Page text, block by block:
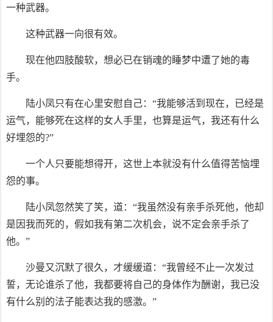
一种武器。
这种武器一向很有效。
现在他四肢酸软，想必已在销魂的睡梦中遭了她的毒
手。
陆小凤只有在心里安慰自己：“我能够活到现在，已经是
运气，能够死在这样的女人手里，也算是运气，我还有什么
好埋怨的?”
一个人只要能想得开，这世上本就没有什么值得苦恼埋
怨的事。
陆小凤忽然笑了笑，道：“我虽然没有亲手杀死他，他却
是因我而死的，假如我有第二次机会，说不定会亲手杀了
他。”
沙曼又沉默了很久，才缓缓道：“我曾经不止一次发过
誓，无论谁杀了他，我都要将自己的身体作为酬谢，我已没
有什么别的法子能表达我的感激。”